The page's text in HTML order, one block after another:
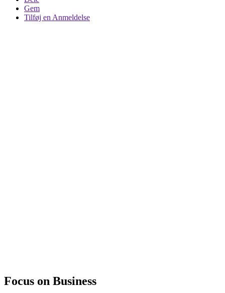
Gem
Tilføj en Anmeldelse
Focus on Business